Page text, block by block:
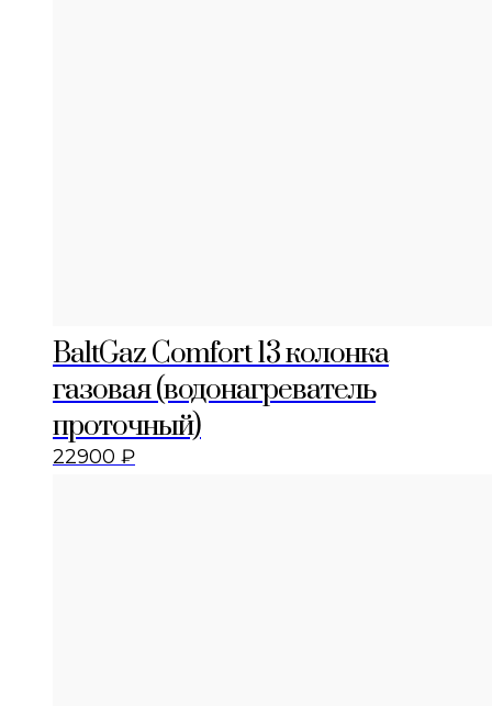
BaltGaz Comfort 13 колонка
газовая (водонагреватель
проточный)
22900 ₽